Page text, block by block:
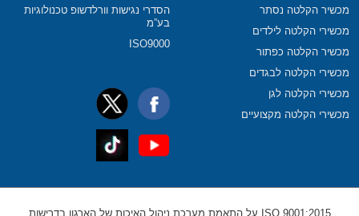
מכשיר הקלטה נסתר
מכשירי הקלטה לילדים
מכשיר הקלטה כפתור
מכשירי הקלטה לבגדים
מכשירי הקלטה לגן
מכשירי הקלטה מקצועיים
הסדרי נגישות וורלדשופ טכנולוגיות
בע”מ
ISO9000
ISO 9001:2015 על התאמת מערכת ניהול האיכות של הארגון בדרישות